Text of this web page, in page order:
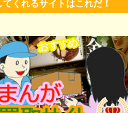
てくれるサイトはこれだ！